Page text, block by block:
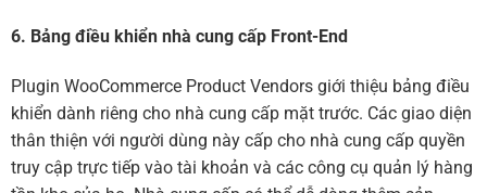
6. Bảng điều khiển nhà cung cấp Front-End
Plugin WooCommerce Product Vendors giới thiệu bảng điều
khiển dành riêng cho nhà cung cấp mặt trước. Các giao diện
thân thiện với người dùng này cấp cho nhà cung cấp quyền
truy cập trực tiếp vào tài khoản và các công cụ quản lý hàng